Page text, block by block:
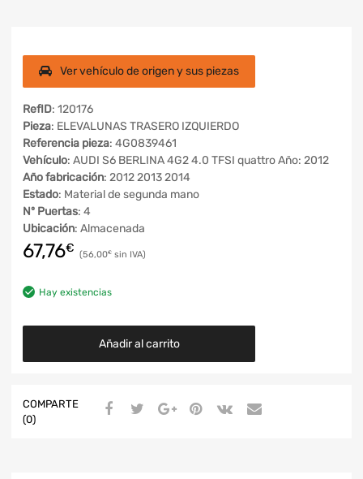
Ver vehículo de origen y sus piezas
RefID: 120176
Pieza: ELEVALUNAS TRASERO IZQUIERDO
Referencia pieza: 4G0839461
Vehículo: AUDI S6 BERLINA 4G2 4.0 TFSI quattro Año: 2012
Año fabricación: 2012 2013 2014
Estado: Material de segunda mano
Nº Puertas: 4
Ubicación: Almacenada
67,76€ 56,00€
Hay existencias
Añadir al carrito
COMPARTE
(0)